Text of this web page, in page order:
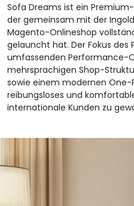
Sofa Dreams ist ein
der gemeinsam mit der
Magento-Onlineshop
gelauncht hat. Der Fokus des
umfassenden Performance-
mehrsprachigen Shop-
sowie einem modernen
reibungsloses und
internationale Kunden zu